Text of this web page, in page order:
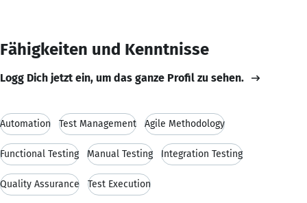
Fähigkeiten und Kenntnisse
Logg Dich jetzt ein, um das ganze Profil zu sehen.
Automation Test Management Agile Methodology
Functional Testing Manual Testing Integration Testing
Quality Assurance Test Execution